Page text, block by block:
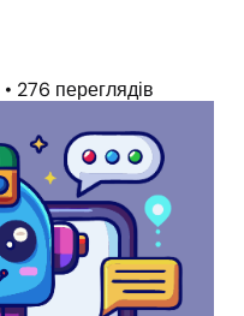
• 276 переглядів